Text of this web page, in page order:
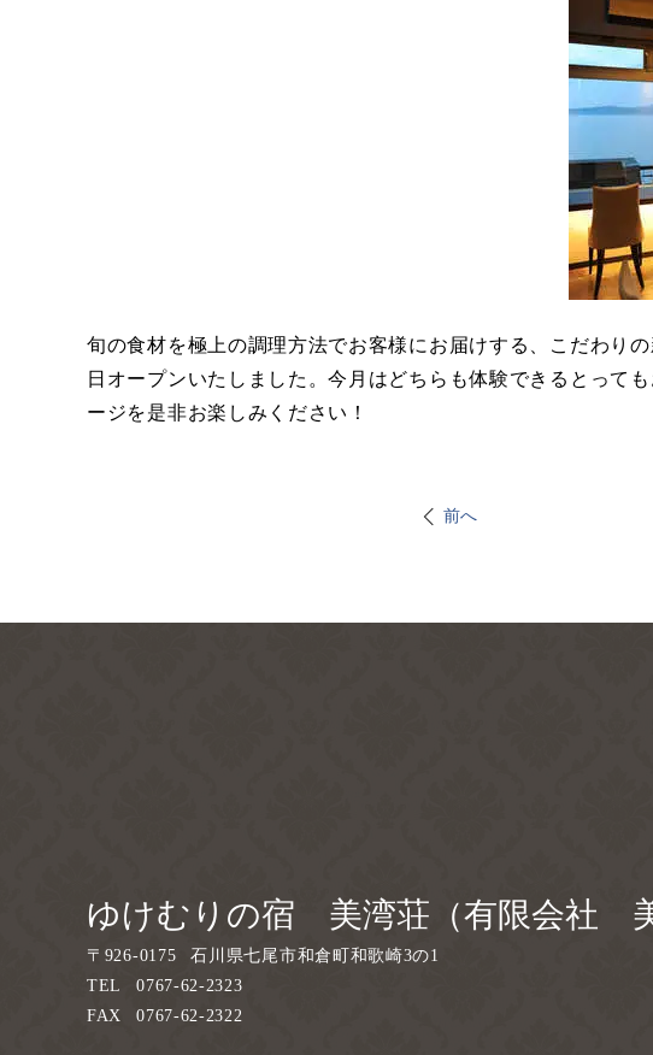
旬の食材を極上の調理方法でお客様にお届けする、こだわり
日オープンいたしました。今月はどちらも体験できるとって
ージを是非お楽しみください！
前へ
ゆけむりの宿 美湾荘（有限会社 美
〒 926-0175
石川県七尾市和倉町和歌崎3の1
TEL
0767-62-2323
FAX
0767-62-2322